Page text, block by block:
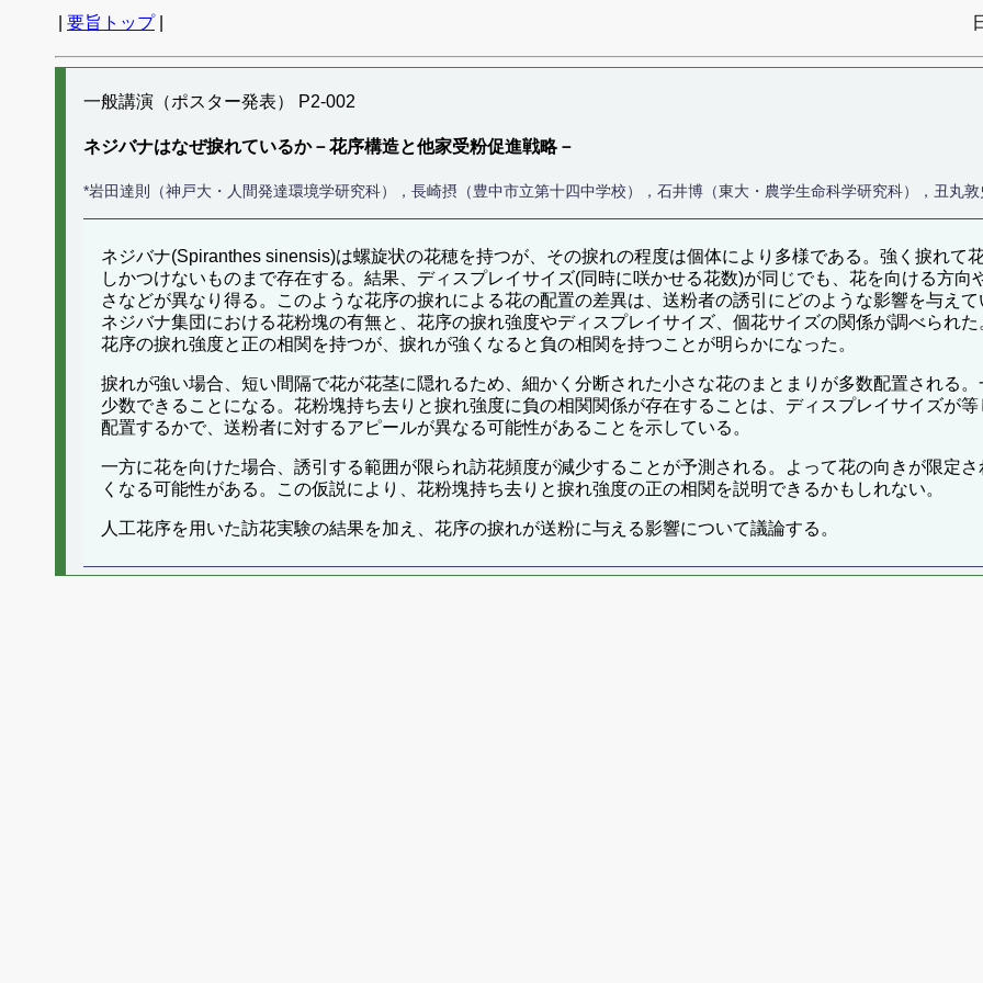
要旨トップ|
一般講演（ポスター発表） P2-002
ネジバナはなぜ捩れているか－花序構造と他家受粉促進戦略－
*岩田達則（神戸大・人間発達環境学研究科），長崎摂（豊中市立第十四中学校），石井博（東大・農学生命科学研究科），丑丸敦
ネジバナ(Spiranthes sinensis)は螺旋状の花穂を持つが、その捩れの程度は個体により多様である。強く捩れて
しかつけないものまで存在する。結果、ディスプレイサイズ(同時に咲かせる花数)が同じでも、花を向ける方
さなどが異なり得る。このような花序の捩れによる花の配置の差異は、送粉者の誘引にどのような影響を与え
ネジバナ集団における花粉塊の有無と、花序の捩れ強度やディスプレイサイズ、個花サイズの関係が調べられ
花序の捩れ強度と正の相関を持つが、捩れが強くなると負の相関を持つことが明らかになった。
捩れが強い場合、短い間隔で花が花茎に隠れるため、細かく分断された小さな花のまとまりが多数配置される
少数できることになる。花粉塊持ち去りと捩れ強度に負の相関関係が存在することは、ディスプレイサイズが
配置するかで、送粉者に対するアピールが異なる可能性があることを示している。
一方に花を向けた場合、誘引する範囲が限られ訪花頻度が減少することが予測される。よって花の向きが限定
くなる可能性がある。この仮説により、花粉塊持ち去りと捩れ強度の正の相関を説明できるかもしれない。
人工花序を用いた訪花実験の結果を加え、花序の捩れが送粉に与える影響について議論する。